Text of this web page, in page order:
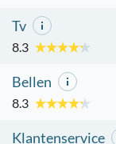
Tv
8.3
Bellen
8.3
Klantenservice